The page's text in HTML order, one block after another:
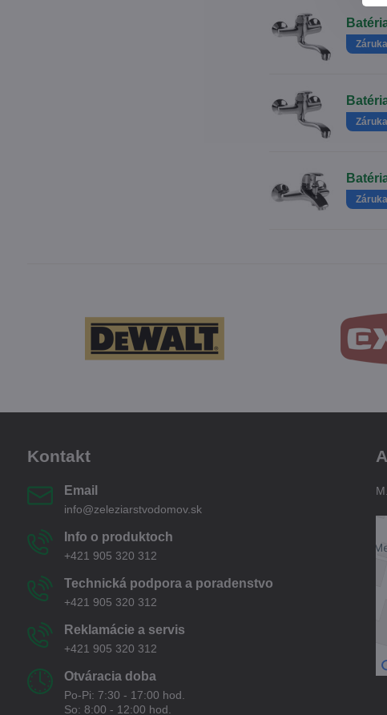
Kontakt
Email
info@zeleziarstvodomov.sk
Info o produktoch
+421 905 320 312
Technická podpora a poradenstvo
+421 905 320 312
Reklamácie a servis
+421 905 320 312
Otváracia doba
Po-Pi: 7:30 - 17:00 hod.
So: 8:00 - 12:00 hod.